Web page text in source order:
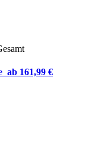
ab 161,99 €